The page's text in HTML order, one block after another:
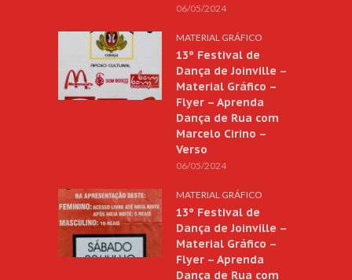
06/05/2024
MATERIAL GRÁFICO
13º Festival de
Dança de Joinville –
Material Gráfico –
Flyer – Aprenda
Dança de Rua com
Marcelo Cirino –
Verso
06/05/2024
MATERIAL GRÁFICO
13º Festival de
Dança de Joinville –
Material Gráfico –
Flyer – Aprenda
Dança de Rua com